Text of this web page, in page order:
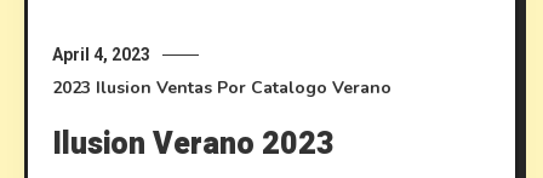
April 4, 2023
2023 Ilusion Ventas Por Catalogo Verano
Ilusion Verano 2023